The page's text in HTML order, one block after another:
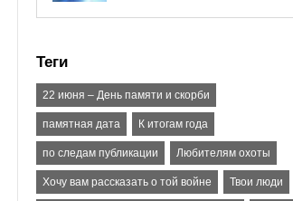
Теги
22 июня – День памяти и скорби
памятная дата К итогам года
по следам публикации Любителям охоты
Хочу вам рассказать о той войне Твои люди